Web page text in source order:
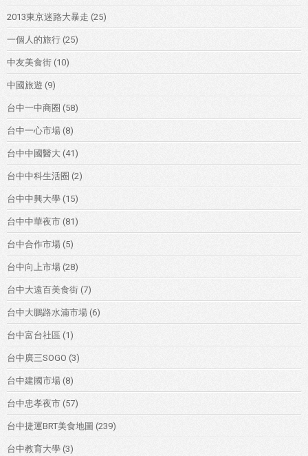
2013東京迷路大暴走 (25)
一個人的旅行 (25)
中友美食街 (10)
中國旅遊 (9)
台中一中商圈 (58)
台中一心市場 (8)
台中中國醫大 (41)
台中中科生活圈 (2)
台中中興大學 (15)
台中中華夜市 (81)
台中合作市場 (5)
台中向上市場 (28)
台中大遠百美食街 (7)
台中大鵬路水湳市場 (6)
台中富台社區 (1)
台中廣三SOGO (3)
台中建國市場 (8)
台中忠孝夜市 (57)
台中捷運BRT美食地圖 (239)
台中教育大學 (3)